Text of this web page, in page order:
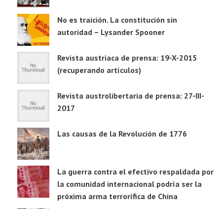
No es traición. La constitución sin
autoridad – Lysander Spooner
Revista austriaca de prensa: 19-X-2015
(recuperando artículos)
Revista austrolibertaria de prensa: 27-III-
2017
Las causas de la Revolución de 1776
La guerra contra el efectivo respaldada por
la comunidad internacional podría ser la
próxima arma terrorífica de China